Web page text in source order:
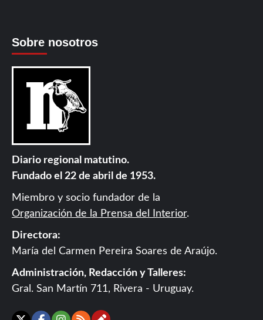
Sobre nosotros
Diario regional matutino.
Fundado el 22 de abril de 1953.
Miembro y socio fundador de la
Organización de la Prensa del Interior.
Directora:
María del Carmen Pereira Soares de Araújo.
Administración, Redacción y Talleres:
Gral. San Martín 711, Rivera - Uruguay.